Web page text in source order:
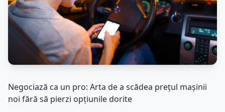
Negociază ca un pro: Arta de a scădea prețul mașinii
noi fără să pierzi opțiunile dorite